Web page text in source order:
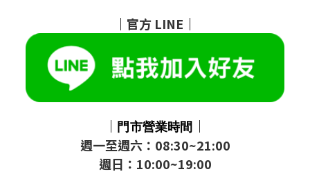
｜ 官方 LINE ｜
｜ 門市營業時間 ｜
週一至週六：08:30~21:00
週日：10:00~19:00